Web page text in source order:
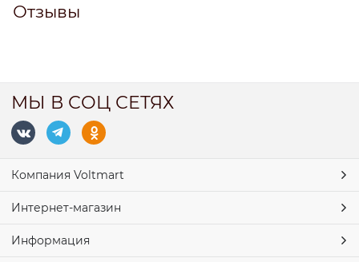
Отзывы
МЫ В СОЦ СЕТЯХ
Компания Voltmart
Интернет-магазин
Информация